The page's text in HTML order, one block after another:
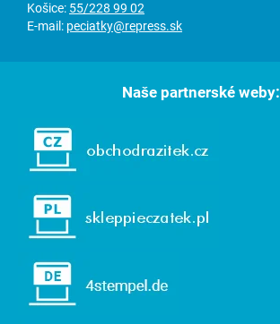
Košice: 55/228 99 02
E-mail: peciatky@repress.sk
Naše partnerské weby: